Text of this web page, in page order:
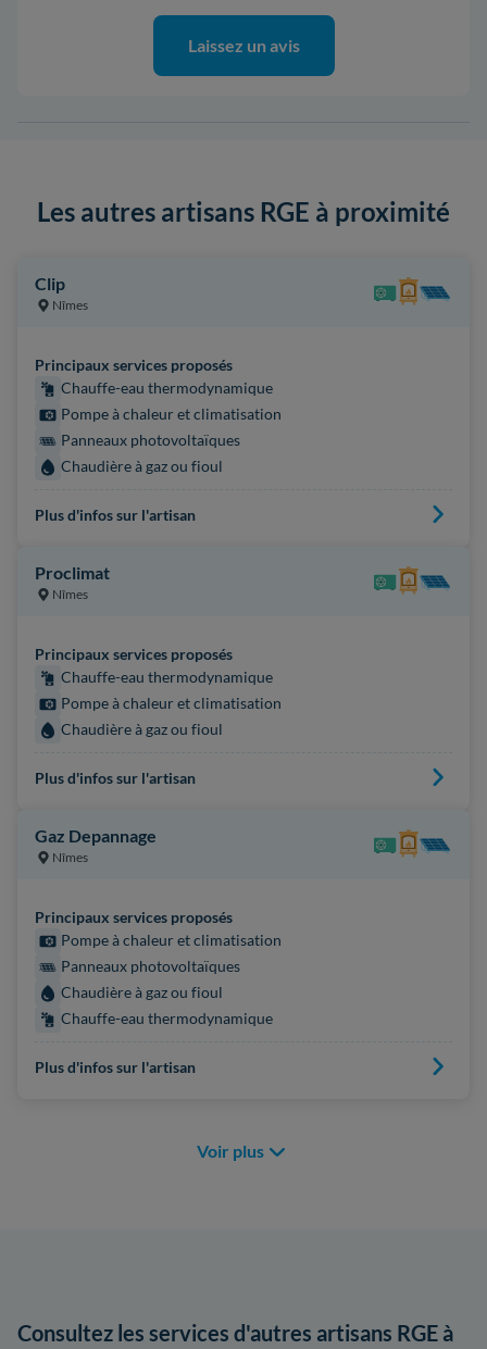
Laissez un avis
Les autres artisans RGE à proximité
Clip
Nîmes
Principaux services proposés
Chauffe-eau thermodynamique
Pompe à chaleur et climatisation
Panneaux photovoltaïques
Chaudière à gaz ou fioul
Plus d'infos sur l'artisan
Proclimat
Nîmes
Principaux services proposés
Chauffe-eau thermodynamique
Pompe à chaleur et climatisation
Chaudière à gaz ou fioul
Plus d'infos sur l'artisan
Gaz Depannage
Nîmes
Principaux services proposés
Pompe à chaleur et climatisation
Panneaux photovoltaïques
Chaudière à gaz ou fioul
Chauffe-eau thermodynamique
Plus d'infos sur l'artisan
Voir plus
Consultez les services d'autres artisans RGE à